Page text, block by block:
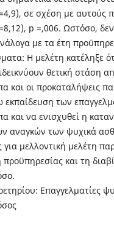
σε σχέση με αυτούς
p =,006. Ωστόσο,
με τα έτη
Η μελέτη κατέληξε
θετική στάση
και οι προκαταλήψεις
εκπαίδευση των
και να ενισχυθεί η
αναγκών των ψυχικά
για μελλοντική μελέτη
προϋπηρεσίας και τη
Επαγγελματίες